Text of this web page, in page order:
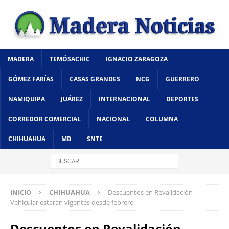
MADERA TEMÓSACHIC IGNACIO ZARAGOZA
GÓMEZ FARÍAS CASAS GRANDES NCG GUERRERO
NAMIQUIPA JUÁREZ INTERNACIONAL DEPORTES
CORREDOR COMERCIAL NACIONAL COLUMNA
CHIHUAHUA MB SNTE
INICIO CHIHUAHUA
Descuentos en Revalidación
Vehicular estarán vigentes desde febrero